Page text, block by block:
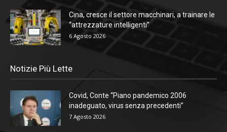
Cina, cresce il settore macchinari, a trainare le
“attrezzature intelligenti”
6 Agosto 2026
Notizie Più Lette
Covid, Conte “Piano pandemico 2006
inadeguato, virus senza precedenti”
7 Agosto 2026